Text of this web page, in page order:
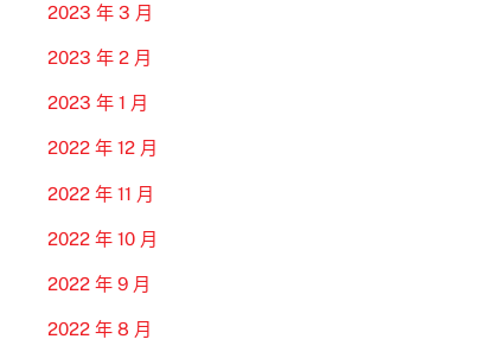
2023 年 3 月
2023 年 2 月
2023 年 1 月
2022 年 12 月
2022 年 11 月
2022 年 10 月
2022 年 9 月
2022 年 8 月